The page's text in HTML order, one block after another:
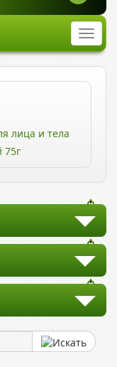
лица и тела
75г